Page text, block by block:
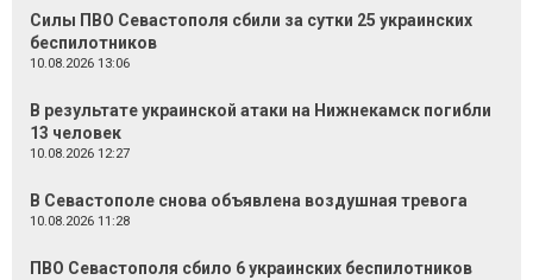
Силы ПВО Севастополя сбили за сутки 25 украинских
беспилотников
10.08.2026 13:06
В результате украинской атаки на Нижнекамск погибли
13 человек
10.08.2026 12:27
В Севастополе снова объявлена воздушная тревога
10.08.2026 11:28
ПВО Севастополя сбило 6 украинских беспилотников